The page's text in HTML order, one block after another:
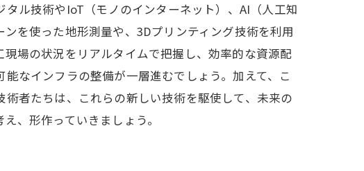
ル技術やIoT（モノのインターネット）、AI（人工知
を使った地形測量や、3Dプリンティング技術を利用
場の状況をリアルタイムで把握し、効率的な資源配
なインフラの整備が一層進むでしょう。加えて、こ
者たちは、これらの新しい技術を駆使して、未来の
、形作っていきましょう。